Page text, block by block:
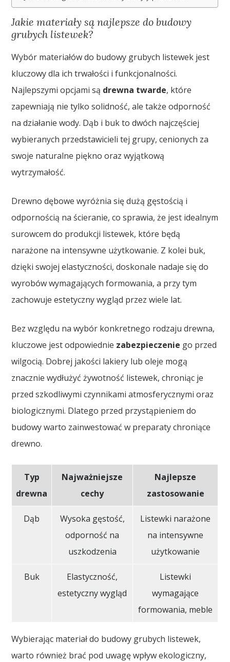
Jakie materiały są najlepsze do budowy
grubych listewek?
Wybór materiałów do budowy grubych listewek jest
kluczowy dla ich trwałości i funkcjonalności.
Najlepszymi opcjami są drewna twarde, które
zapewniają nie tylko solidność, ale także odporność
na działanie wody. Dąb i buk to dwóch najczęściej
wybieranych przedstawicieli tej grupy, cenionych za
swoje naturalne piękno oraz wyjątkową
wytrzymałość.
Drewno dębowe wyróżnia się dużą gęstością i
odpornością na ścieranie, co sprawia, że jest idealnym
surowcem do produkcji listewek, które będą
narażone na intensywne użytkowanie. Z kolei buk,
dzięki swojej elastyczności, doskonale nadaje się do
wyrobów wymagających formowania, a przy tym
zachowuje estetyczny wygląd przez wiele lat.
Bez względu na wybór konkretnego rodzaju drewna,
kluczowe jest odpowiednie zabezpieczenie go przed
wilgocią. Dobrej jakości lakiery lub oleje mogą
znacznie wydłużyć żywotność listewek, chroniąc je
przed szkodliwymi czynnikami atmosferycznymi oraz
biologicznymi. Dlatego przed przystąpieniem do
budowy warto zainwestować w preparaty chroniące
drewno.
Typ
drewna
Najważniejsze
cechy
Najlepsze
zastosowanie
Dąb
Wysoka gęstość,
odporność na
uszkodzenia
Listewki narażone
na intensywne
użytkowanie
Buk
Elastyczność,
estetyczny wygląd
Listewki
wymagające
formowania, meble
Wybierając materiał do budowy grubych listewek,
warto również brać pod uwagę wpływ ekologiczny,